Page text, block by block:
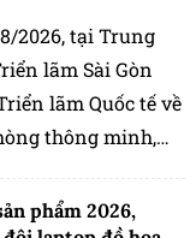
2026, tại Trung
lãm Sài Gòn
lãm Quốc tế về
thông minh,
chính thức diễn
phẩm 2026,